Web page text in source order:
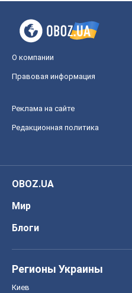
О компании
Правовая информация
Реклама на сайте
Редакционная политика
OBOZ.UA
Мир
Блоги
Регионы Украины
Киев